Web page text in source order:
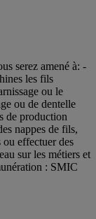
serez amené à: -
les fils
ou le
ou de dentelle
de production
nappes de fils,
ou effectuer des
sur les métiers et
: SMIC